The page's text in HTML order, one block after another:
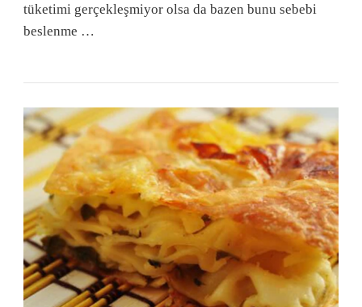
tüketimi gerçekleşmiyor olsa da bazen bunu sebebi
beslenme …